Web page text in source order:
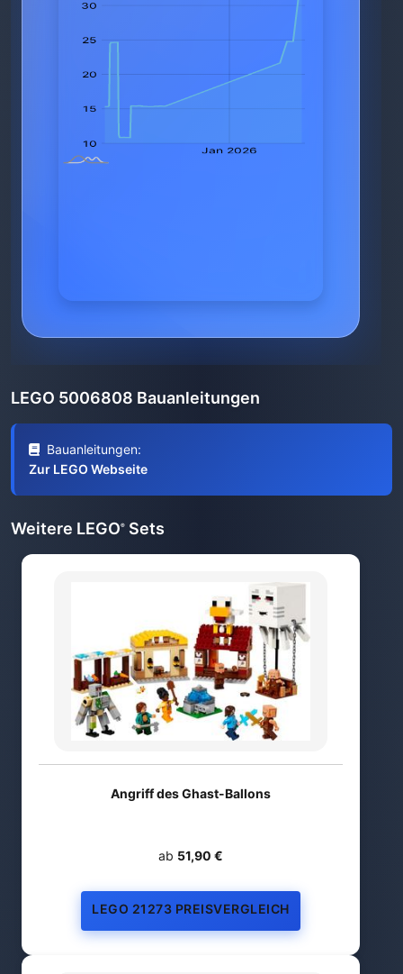
LEGO 5006808 Bauanleitungen
Bauanleitungen:
Zur LEGO Webseite
Weitere LEGO® Sets
Angriff des Ghast-Ballons
ab 51,90 €
LEGO 21273 PREISVERGLEICH